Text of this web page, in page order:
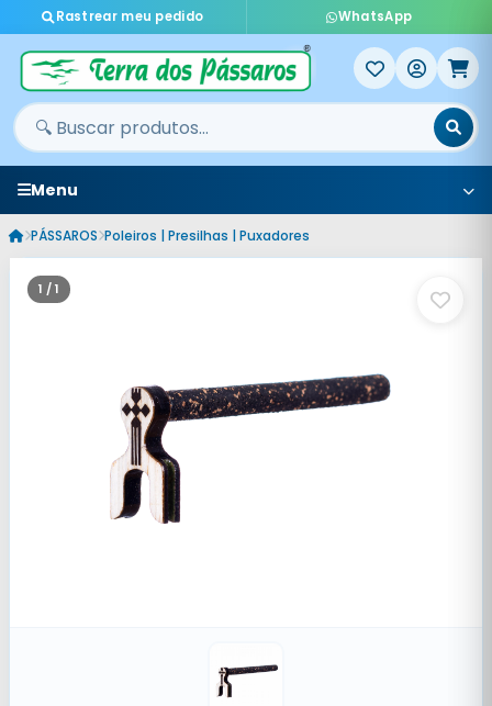
Rastrear meu pedido WhatsApp
Menu
PÁSSAROS Poleiros | Presilhas | Puxadores
1 / 1